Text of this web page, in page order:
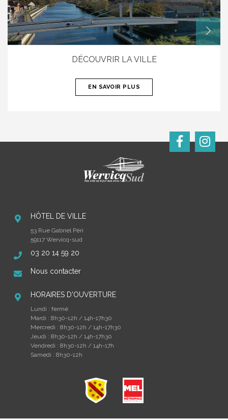
DÉCOUVRIR LA VILLE
EN SAVOIR PLUS
HÔTEL DE VILLE
53 Rue Gabriel Péri
59117 Wervicq-sud
03 20 14 59 20
Nous contacter
HORAIRES D'OUVERTURE
Lundi : fermé
Mardi : 8h30-12h / 14h-17h30
Mercredi : 8h30-12h / 14h-17h30
Jeudi : 8h30-12h / 14h-17h30
Vendredi : 8h30-12h / 14h-17h
Samedi : 8h30-12h